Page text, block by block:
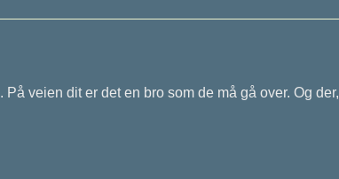
veien dit er det en bro som de må gå over. Og